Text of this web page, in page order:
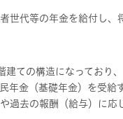
代等の年金を給付し、
ての構造になっており
年金（基礎年金）を受給
過去の報酬（給与）に応